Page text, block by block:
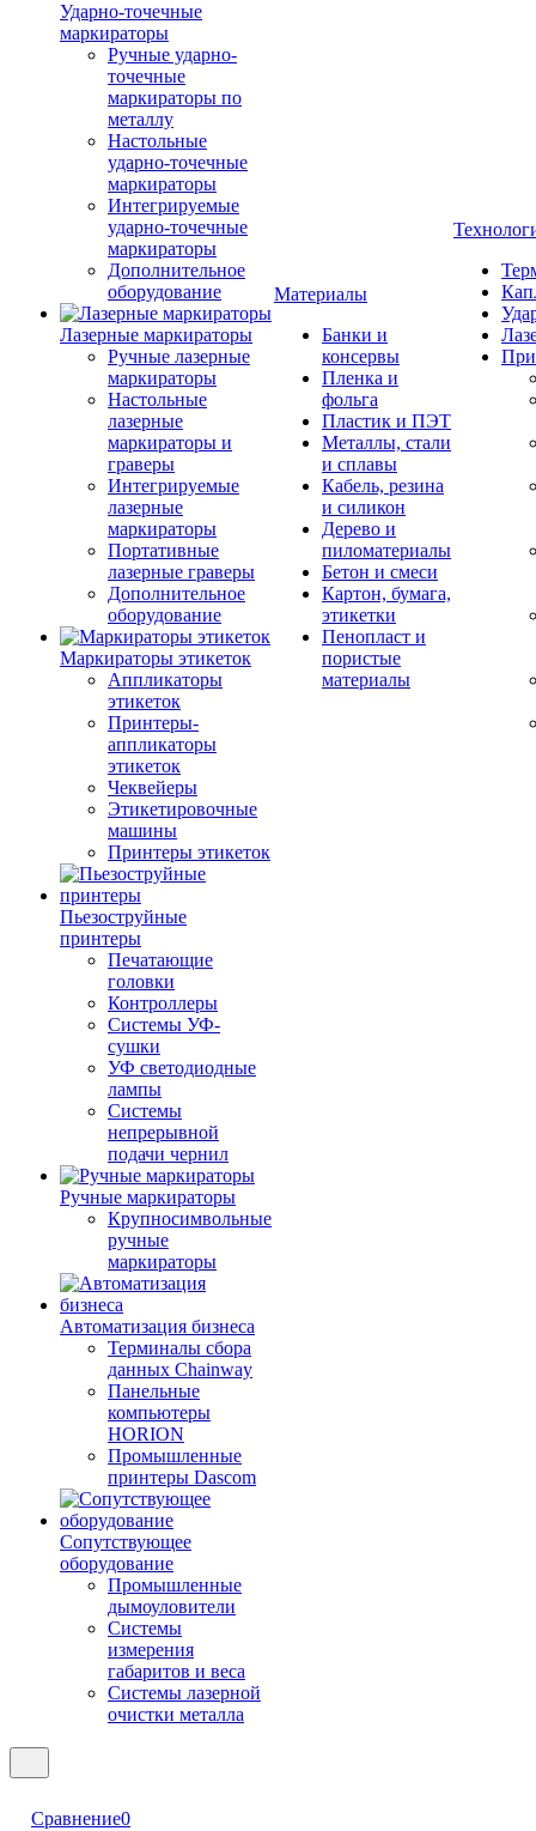
Ударно-точечные
маркираторы
Ручные ударно-
точечные
маркираторы по
металлу
Настольные
ударно-точечные
маркираторы
Интегрируемые
ударно-точечные
маркираторы
Дополнительное
оборудование
Лазерные маркираторы
Ручные лазерные
маркираторы
Настольные
лазерные
маркираторы и
граверы
Интегрируемые
лазерные
маркираторы
Портативные
лазерные граверы
Дополнительное
оборудование
Маркираторы этикеток
Аппликаторы
этикеток
Принтеры-
аппликаторы
этикеток
Чеквейеры
Этикетировочные
машины
Принтеры этикеток
Пьезоструйные
принтеры
Печатающие
головки
Контроллеры
Системы УФ-
сушки
УФ светодиодные
лампы
Системы
непрерывной
подачи чернил
Ручные маркираторы
Крупносимвольные
ручные
маркираторы
Автоматизация бизнеса
Терминалы сбора
данных Chainway
Панельные
компьютеры
HORION
Промышленные
принтеры Dascom
Сопутствующее
оборудование
Промышленные
дымоуловители
Системы
измерения
габаритов и веса
Системы лазерной
очистки металла
Материалы
Банки и
консервы
Пленка и
фольга
Пластик и ПЭТ
Металлы, стали
и сплавы
Кабель, резина
и силикон
Дерево и
пиломатериалы
Бетон и смеси
Картон, бумага,
этикетки
Пенопласт и
пористые
материалы
Сравнение0